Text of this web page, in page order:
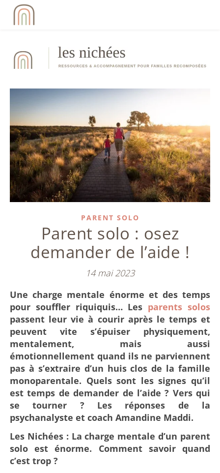
PARENT SOLO
Parent solo : osez
demander de l’aide !
14 mai 2023
Une charge mentale énorme et des temps
pour souffler riquiquis… Les parents solos
passent leur vie à courir après le temps et
peuvent vite s’épuiser physiquement,
mentalement, mais aussi
émotionnellement quand ils ne parviennent
pas à s’extraire d’un huis clos de la famille
monoparentale. Quels sont les signes qu’il
est temps de demander de l’aide ? Vers qui
se tourner ? Les réponses de la
psychanalyste et coach Amandine Maddi.
Les Nichées : La charge mentale d’un parent
solo est énorme. Comment savoir quand
c’est trop ?